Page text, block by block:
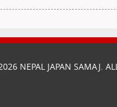
NEPAL JAPAN SAMAJ.